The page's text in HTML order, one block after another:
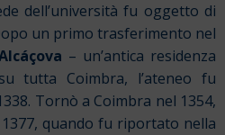
dell’università fu oggetto di
un primo trasferimento nel
– un’antica residenza
tutta Coimbra, l’ateneo fu
Tornò a Coimbra nel 1354,
quando fu riportato nella